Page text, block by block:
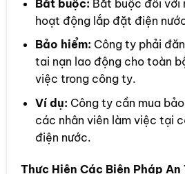
Bắt buộc: Bắt buộc đối với
hoạt động lắp đặt điện
Bảo hiểm: Công ty phải
tai nạn lao động cho toàn
việc trong công ty.
Ví dụ: Công ty cần mua
các nhân viên làm việc tại
điện nước.
Thực Hiện Các Biện Pháp